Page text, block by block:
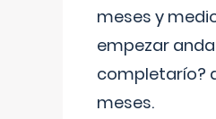
meses y
empezar
completarío?
meses.